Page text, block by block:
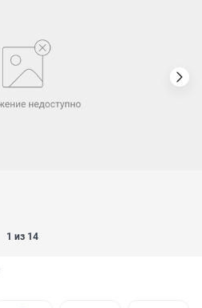
1 из 14